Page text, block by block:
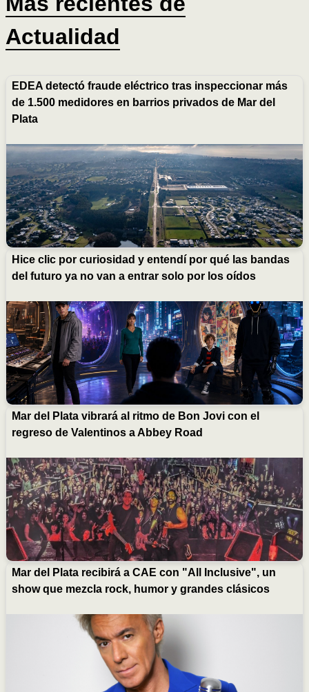
Actualidad
EDEA detectó fraude eléctrico tras inspeccionar más
de 1.500 medidores en barrios privados de Mar del
Plata
Hice clic por curiosidad y entendí por qué las bandas
del futuro ya no van a entrar solo por los oídos
Mar del Plata vibrará al ritmo de Bon Jovi con el
regreso de Valentinos a Abbey Road
Mar del Plata recibirá a CAE con "All Inclusive", un
show que mezcla rock, humor y grandes clásicos